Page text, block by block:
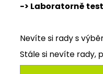
-> Laboratorně
Nevíte si rady s
Stále si nevíte rady,